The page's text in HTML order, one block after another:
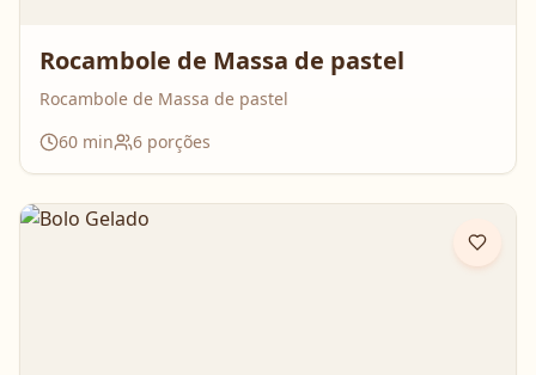
Rocambole de Massa de pastel
Rocambole de Massa de pastel
60 min 6 porções